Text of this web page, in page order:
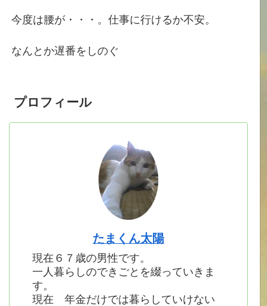
今度は腰が・・・。仕事に行けるか不安。
なんとか遅番をしのぐ
プロフィール
たまくん太陽
現在６７歳の男性です。
一人暮らしのできごとを綴っていきま
す。
現在 年金だけでは暮らしていけない